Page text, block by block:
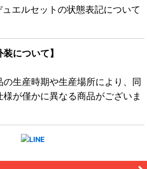
エルセットの状態表記について
について】
生産時期や生産場所により、同
が僅かに異なる商品がございま